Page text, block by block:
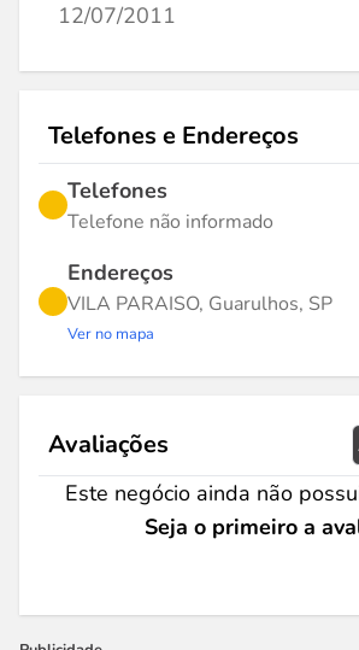
12/07/2011
Telefones e Endereços
Telefones
Telefone não informado
Endereços
VILA PARAISO, Guarulhos, SP
Ver no mapa
Avaliações
Este negócio ainda não
Seja o primeiro a